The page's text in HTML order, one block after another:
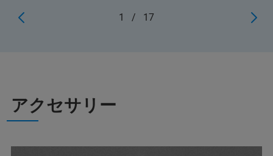
1 / 17
アクセサリー